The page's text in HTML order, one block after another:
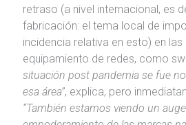
retraso (a nivel internacional, es
fabricación: el tema local de
incidencia relativa en esto) en
equipamiento de redes, como
situación post pandemia se fue
esa área”, explica, pero
“También estamos viendo un